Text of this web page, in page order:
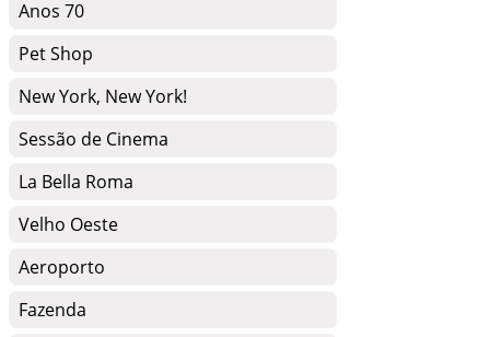
Anos 70
Pet Shop
New York, New York!
Sessão de Cinema
La Bella Roma
Velho Oeste
Aeroporto
Fazenda